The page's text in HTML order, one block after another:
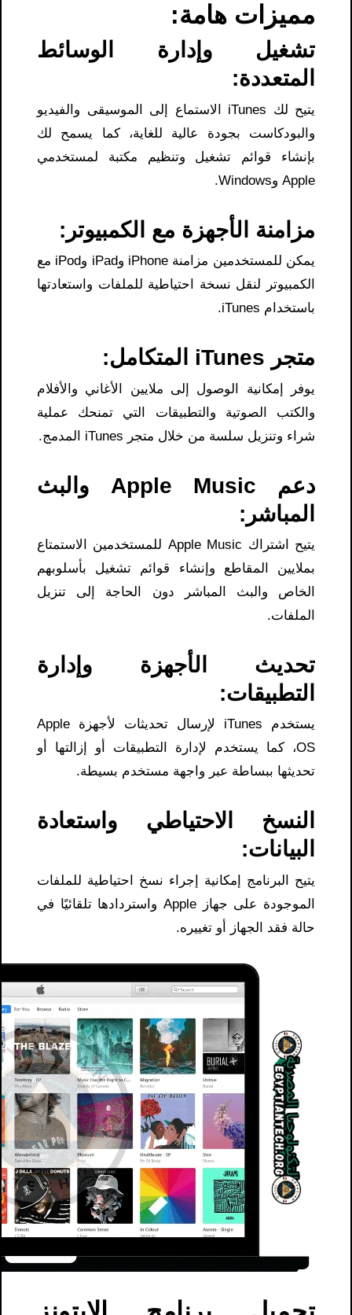
مميزات هامة:
تشغيل وإدارة الوسائط
المتعددة:
يتيح لك iTunes الاستماع إلى الموسيقى والفيديو
والبودكاست بجودة عالية للغاية، كما يسمح لك
بإنشاء قوائم تشغيل وتنظيم مكتبة لمستخدمي
Apple وWindows.
مزامنة الأجهزة مع الكمبيوتر:
يمكن للمستخدمين مزامنة iPhone وiPad وiPod مع
الكمبيوتر لنقل نسخة احتياطية للملفات واستعادتها
باستخدام iTunes.
متجر iTunes المتكامل:
يوفر إمكانية الوصول إلى ملايين الأغاني والأفلام
والكتب الصوتية والتطبيقات التي تمنحك عملية
شراء وتنزيل سلسة من خلال متجر iTunes المدمج.
دعم Apple Music والبث
المباشر:
يتيح اشتراك Apple Music للمستخدمين الاستمتاع
بملايين المقاطع وإنشاء قوائم تشغيل بأسلوبهم
الخاص والبث المباشر دون الحاجة إلى تنزيل
الملفات.
تحديث الأجهزة وإدارة
التطبيقات:
يستخدم iTunes لإرسال تحديثات لأجهزة Apple
OS، كما يستخدم لإدارة التطبيقات أو إزالتها أو
تحديثها ببساطة عبر واجهة مستخدم بسيطة.
النسخ الاحتياطي واستعادة
البيانات:
يتيح البرنامج إمكانية إجراء نسخ احتياطية للملفات
الموجودة على جهاز Apple واستردادها تلقائيًا في
حالة فقد الجهاز أو تغييره.